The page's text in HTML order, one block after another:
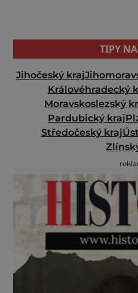
TIPY NA
Jihočeský kraj
Královéhradecký
Moravskoslezský
Pardubický kraj
Středočeský kraj